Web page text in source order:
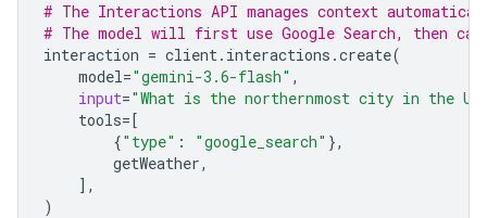
# The Interactions API manages context
# The model will first use Google Search, then
interaction = client. interactions .create(
model="gemini-3.6-flash" ,
input="What is the northernmost city in the
tools=[
{"type" : "google_search" },
getWeather,
],
)